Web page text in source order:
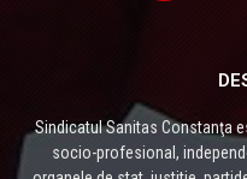
Sindicatul Sanitas Constanţa
socio-profesional,